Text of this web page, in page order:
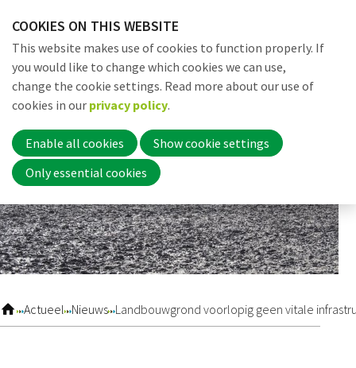
links
Jump
to
navigation
to
main
content
Actueel Nieuws Landbouwgrond voorlopig geen vitale
Home
COOKIES ON THIS WEBSITE
This website makes use of cookies to function properly. If
you would like to change which cookies we can use,
change the cookie settings. Read more about our use of
cookies in our privacy policy.
Enable all cookies
Show cookie settings
Only essential cookies